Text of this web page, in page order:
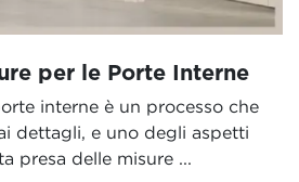
per le Porte Interne
interne è un processo che
dettagli, e uno degli aspetti
presa delle misure ...